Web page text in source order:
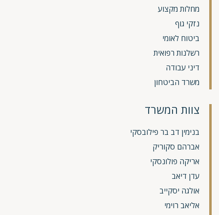
מחלות מקצוע
נזקי גוף
ביטוח לאומי
רשלנות רפואית
דיני עבודה
משרד הביטחון
צוות המשרד
בנימין דב בר פילובסקי
אברהם סקוריק
אריקה פולונסקי
עדן דיאב
אולגה יסקייב
אליאב רוימי